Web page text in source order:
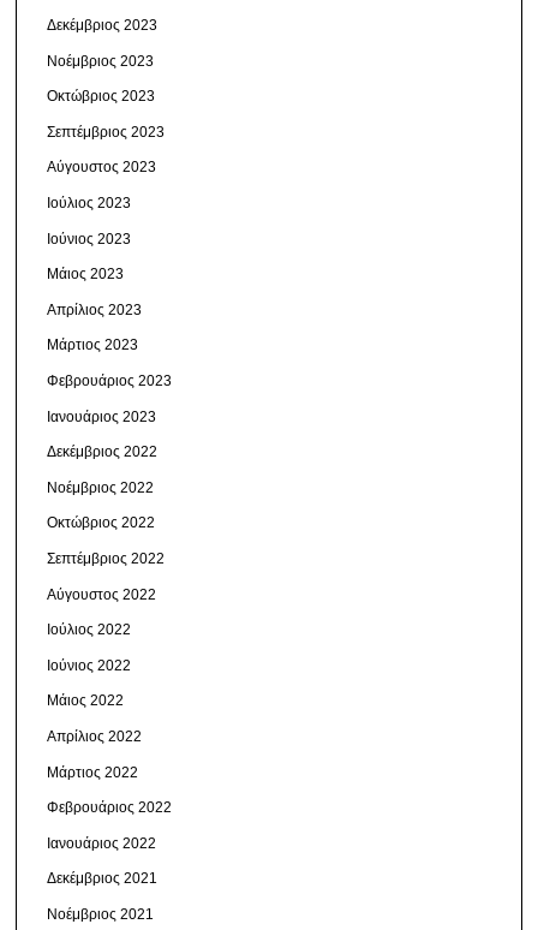
Δεκέμβριος 2023
Νοέμβριος 2023
Οκτώβριος 2023
Σεπτέμβριος 2023
Αύγουστος 2023
Ιούλιος 2023
Ιούνιος 2023
Μάιος 2023
Απρίλιος 2023
Μάρτιος 2023
Φεβρουάριος 2023
Ιανουάριος 2023
Δεκέμβριος 2022
Νοέμβριος 2022
Οκτώβριος 2022
Σεπτέμβριος 2022
Αύγουστος 2022
Ιούλιος 2022
Ιούνιος 2022
Μάιος 2022
Απρίλιος 2022
Μάρτιος 2022
Φεβρουάριος 2022
Ιανουάριος 2022
Δεκέμβριος 2021
Νοέμβριος 2021